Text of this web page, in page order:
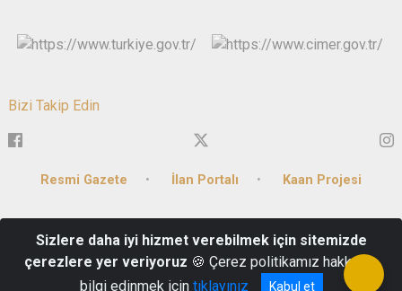
Bizi Takip Edin
Resmi Gazete İlan Portalı Kaan Projesi
Haliliye/Şanlıurfa
+90 (414) 313 18 43
Sizlere daha iyi hizmet verebilmek için sitemizde
çerezlere yer veriyoruz 🍪 Çerez politikamız hakkında
bilgi edinmek için tıklayınız Kabul et